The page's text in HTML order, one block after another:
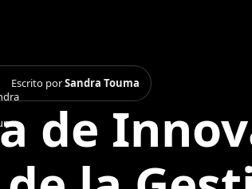
Escrito porSandra Touma
de